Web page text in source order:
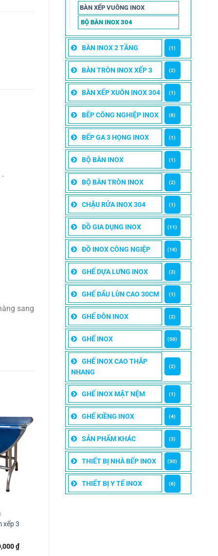
BÀN XẾP VUÔNG INOX
BỘ BÀN INOX 304
BÀN INOX 2 TẦNG (1)
BÀN TRÒN INOX XẾP 3 (2)
BÀN XẾP XUÔN INOX 304 (1)
BẾP CÔNG NGHIỆP INOX (8)
BẾP GA 3 HỌNG INOX (1)
BỘ BÀN INOX (1)
BỘ BÀN TRÒN INOX (2)
CHẬU RỬA INOX 304 (1)
ĐỒ GIA DỤNG INOX (11)
ĐỒ INOX CÔNG NGIỆP (18)
GHẾ DỰA LƯNG INOX (3)
GHẾ ĐẨU LÙN CAO 30CM (1)
GHẾ ĐÔN INOX (2)
GHẾ INOX (58)
GHẾ INOX CAO THẮP
NHANG
(2)
GHẾ INOX MẶT NỆM (1)
GHẾ KIỀNG INOX (4)
SẢN PHẨM KHÁC (3)
THIẾT BỊ NHÀ BẾP INOX (30)
THIẾT BỊ Y TẾ INOX (6)
.
sang
xếp 3
₫Giá
hiện